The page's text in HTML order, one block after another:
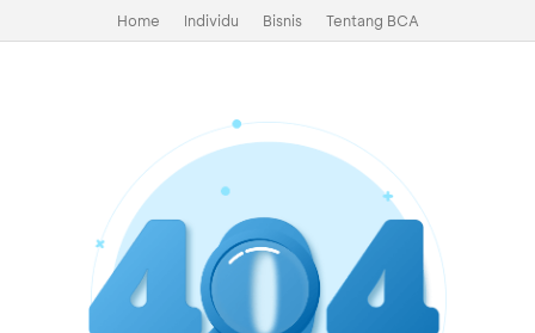
Home Individu Bisnis Tentang BCA